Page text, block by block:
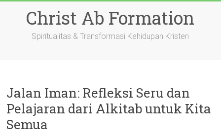
Christ Ab Formation
Spiritualitas & Transformasi Kehidupan Kristen
Jalan Iman: Refleksi Seru dan
Pelajaran dari Alkitab untuk Kita
Semua